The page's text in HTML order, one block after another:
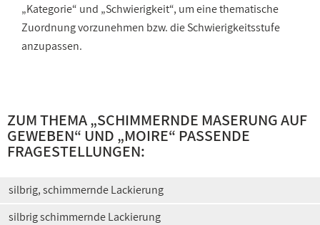
„Kategorie“ und „Schwierigkeit“, um eine thematische
Zuordnung vorzunehmen bzw. die Schwierigkeitsstufe
anzupassen.
ZUM THEMA „SCHIMMERNDE MASERUNG AUF
GEWEBEN“ UND „MOIRE“ PASSENDE
FRAGESTELLUNGEN:
silbrig, schimmernde Lackierung
silbrig schimmernde Lackierung